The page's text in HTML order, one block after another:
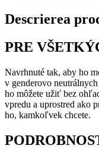
Descrierea
PRE
Navrhnuté tak, aby ho
v genderovo
ho môžete užiť bez
vpredu a uprostred ako
ho, kamkoľvek chcete.